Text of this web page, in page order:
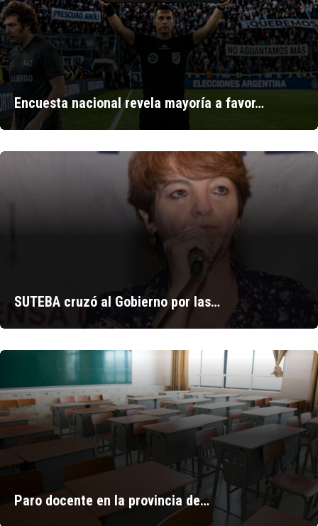
Encuesta nacional revela mayoría a favor…
SUTEBA cruzó al Gobierno por las…
Paro docente en la provincia de…